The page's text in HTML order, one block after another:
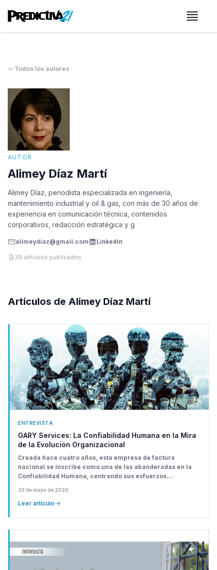
Todos los autores
AUTOR
Alimey Díaz Martí
Alimey Díaz, periodista especializada en ingeniería,
mantenimiento industrial y oil & gas, con más de 30 años de
experiencia en comunicación técnica, contenidos
corporativos, redacción estratégica y g
alimeydiaz@gmail.com LinkedIn
39 artículos publicados
Artículos de Alimey Díaz Martí
ENTREVISTA
GARY Services: La Confiabilidad Humana en la Mira
de la Evolución Organizacional
Creada hace cuatro años, esta empresa de factura
nacional se inscribe como una de las abanderadas en la
Confiabilidad Humana, centrando sus esfuerzos...
20 de mayo de 2020
Leer artículo